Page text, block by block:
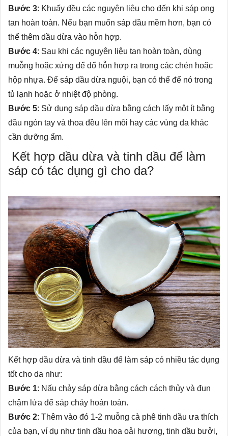
Bước 3: Khuấy đều các nguyên liệu cho đến khi sáp ong
tan hoàn toàn. Nếu bạn muốn sáp dầu mềm hơn, bạn có
thể thêm dầu dừa vào hỗn hợp.
Bước 4: Sau khi các nguyên liệu tan hoàn toàn, dùng
muỗng hoặc xửng để đổ hỗn hợp ra trong các chén hoặc
hộp nhựa. Để sáp dầu dừa nguội, bạn có thể để nó trong
tủ lạnh hoặc ở nhiệt độ phòng.
Bước 5: Sử dụng sáp dầu dừa bằng cách lấy một ít bằng
đầu ngón tay và thoa đều lên môi hay các vùng da khác
cần dưỡng ẩm.
Kết hợp dầu dừa và tinh dầu để làm
sáp có tác dụng gì cho da?
Kết hợp dầu dừa và tinh dầu để làm sáp có nhiều tác dụng
tốt cho da như:
Bước 1: Nấu chảy sáp dừa bằng cách cách thủy và đun
chậm lửa để sáp chảy hoàn toàn.
Bước 2: Thêm vào đó 1-2 muỗng cà phê tinh dầu ưa thích
của bạn, ví dụ như tinh dầu hoa oải hương, tinh dầu bưởi,